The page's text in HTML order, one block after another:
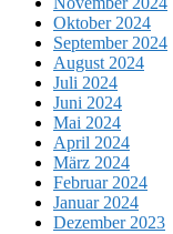
Oktober 2024
September 2024
August 2024
Juli 2024
Juni 2024
Mai 2024
April 2024
März 2024
Februar 2024
Januar 2024
Dezember 2023